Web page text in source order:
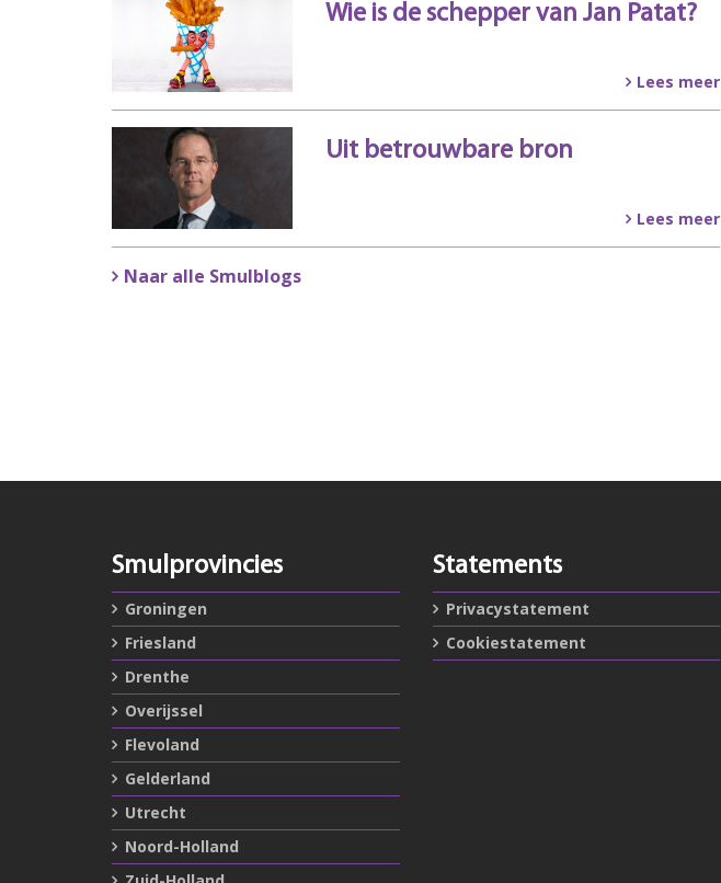
Wie is de schepper van Jan Patat?
Lees meer
Uit betrouwbare bron
Lees meer
Naar alle Smulblogs
Smulprovincies
Groningen
Friesland
Drenthe
Overijssel
Flevoland
Gelderland
Utrecht
Noord-Holland
Statements
Privacystatement
Cookiestatement